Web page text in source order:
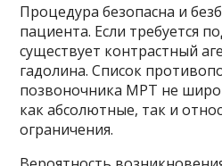
Процедура безопасна и
пациента. Если требуется
существует контрастный
гадолина. Список
позвоночника МРТ не
как абсолютные, так и
ограничения.